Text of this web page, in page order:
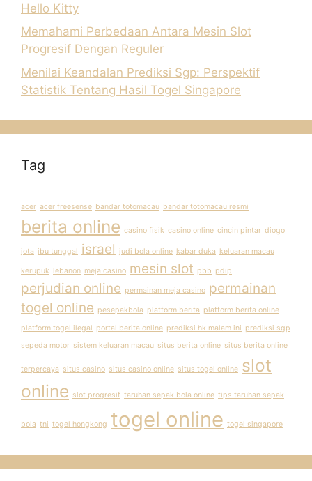
Hello Kitty
Memahami Perbedaan Antara Mesin Slot
Progresif Dengan Reguler
Menilai Keandalan Prediksi Sgp: Perspektif
Statistik Tentang Hasil Togel Singapore
Tag
acer acer freesense bandar totomacau bandar totomacau resmi
berita online casino fisik casino online cincin pintar diogo
jota ibu tunggal israel judi bola online kabar duka keluaran macau
kerupuk lebanon meja casino mesin slot pbb pdip
perjudian online permainan meja casino permainan
togel online pesepakbola platform berita platform berita online
platform togel ilegal portal berita online prediksi hk malam ini prediksi sgp
sepeda motor sistem keluaran macau situs berita online situs berita online
terpercaya situs casino situs casino online situs togel online slot
online slot progresif taruhan sepak bola online tips taruhan sepak
bola tni togel hongkong togel online togel singapore